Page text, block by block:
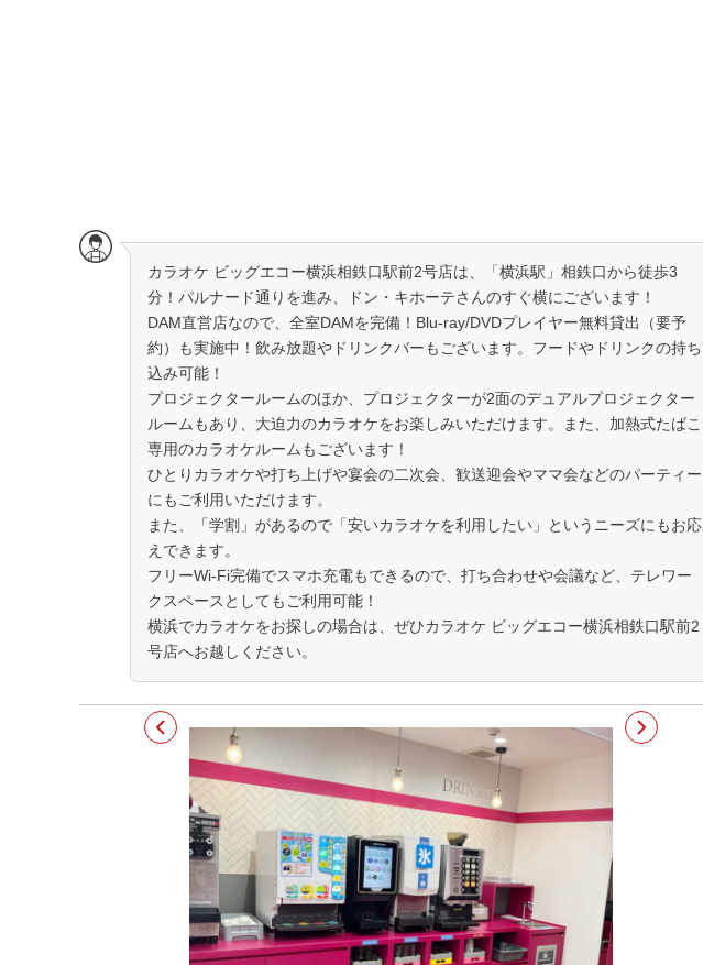
カラオケ ビッグエコー横浜相鉄口駅前2号店は、「横浜駅」相鉄口から徒歩3
分！パルナード通りを進み、ドン・キホーテさんのすぐ横にございます！
DAM直営店なので、全室DAMを完備！Blu-ray/DVDプレイヤー無料貸出（要予
約）も実施中！飲み放題やドリンクバーもございます。フードやドリンクの持ち
込み可能！
プロジェクタールームのほか、プロジェクターが2面のデュアルプロジェクター
ルームもあり、大迫力のカラオケをお楽しみいただけます。また、加熱式たばこ
専用のカラオケルームもございます！
ひとりカラオケや打ち上げや宴会の二次会、歓送迎会やママ会などのパーティー
にもご利用いただけます。
また、「学割」があるので「安いカラオケを利用したい」というニーズにもお応
えできます。
フリーWi-Fi完備でスマホ充電もできるので、打ち合わせや会議など、テレワー
クスペースとしてもご利用可能！
横浜でカラオケをお探しの場合は、ぜひカラオケ ビッグエコー横浜相鉄口駅前2
号店へお越しください。